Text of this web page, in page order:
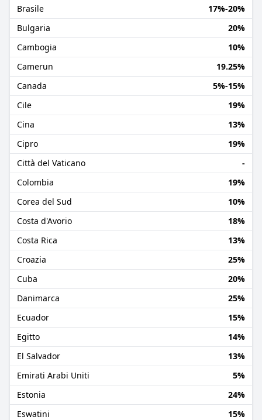
Brasile
17%-20%
Bulgaria
20%
Cambogia
10%
Camerun
19.25%
Canada
5%-15%
Cile
19%
Cina
13%
Cipro
19%
Città del Vaticano
-
Colombia
19%
Corea del Sud
10%
Costa d'Avorio
18%
Costa Rica
13%
Croazia
25%
Cuba
20%
Danimarca
25%
Ecuador
15%
Egitto
14%
El Salvador
13%
Emirati Arabi Uniti
5%
Estonia
24%
Eswatini
15%